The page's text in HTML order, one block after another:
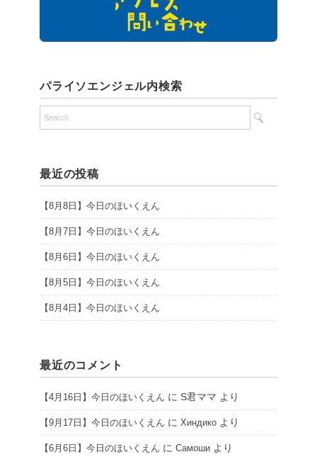
パライソエンジェル内検索
最近の投稿
【8月8日】今日のほいくえん
【8月7日】今日のほいくえん
【8月6日】今日のほいくえん
【8月5日】今日のほいくえん
【8月4日】今日のほいくえん
最近のコメント
【4月16日】今日のほいくえん に S君ママ より
【9月17日】今日のほいくえん に Хиндико より
【6月6日】今日のほいくえん に Самоши より